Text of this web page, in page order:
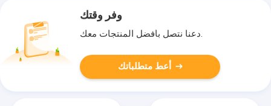
وفر وقتك
دعنا نتصل بأفضل المنتجات معك.
أعط متطلباتك